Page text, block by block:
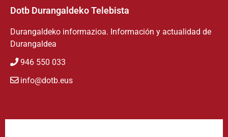
Dotb Durangaldeko Telebista
Durangaldeko informazioa. Información y actualidad de
Durangaldea
946 550 033
info@dotb.eus